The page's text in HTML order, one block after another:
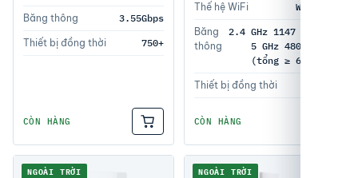
Băng thông 3.55Gbps
Thiết bị đồng thời 750+
CÒN HÀNG
Thế hệ WiFi Wi-Fi 6
Băng
thông
2.4 GHz 1147 Mbps +
5 GHz 4804 Mbps
(tổng ≥ 6 Gbps)
Thiết bị đồng thời
CÒN HÀNG
NGOÀI TRỜI NGOÀI TRỜI